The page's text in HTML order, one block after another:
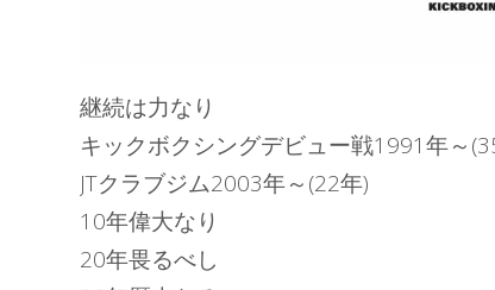
継続は力なり
キックボクシングデビュー戦1991年～
JTクラブジム2003年～(22年)
10年偉大なり
20年畏るべし